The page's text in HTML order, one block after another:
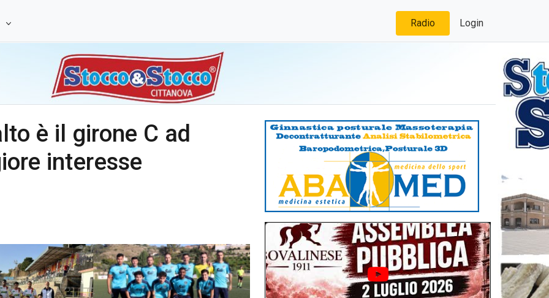
Radio Login
è il girone C ad
interesse